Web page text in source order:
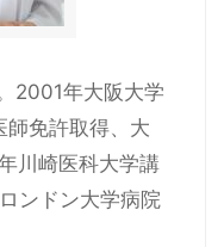
2001年大阪大学
師免許取得、大
川崎医科大学講
ンドン大学病院